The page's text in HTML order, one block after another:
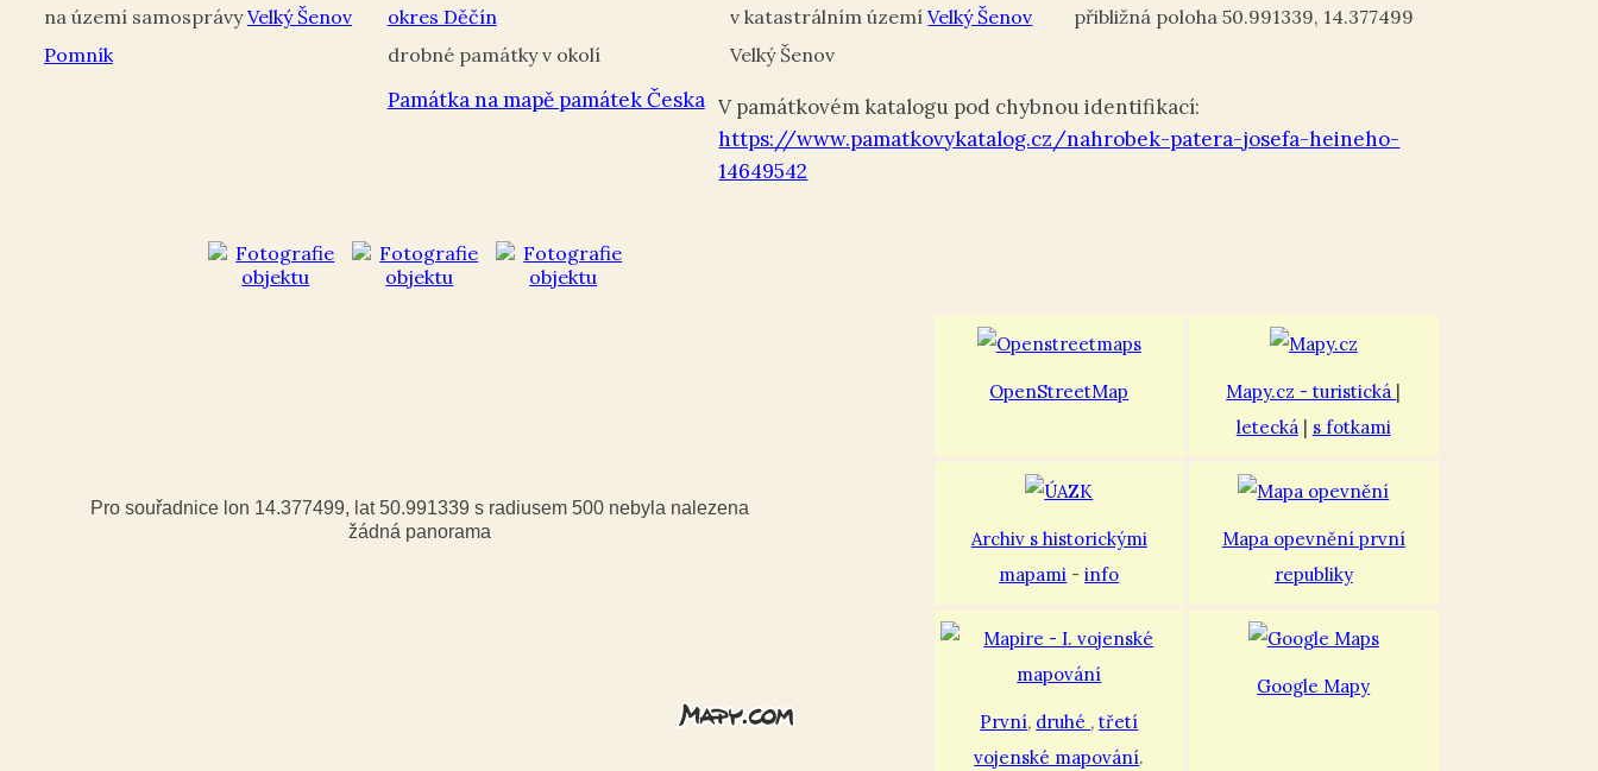
Velký Šenov okres Děčín Velký Šenov 50.991339, 14.377499
Pomník
Památka na mapě památek Česka
Velký Šenov
V památkovém katalogu pod chybnou identifikací:
https://www.pamatkovykatalog.cz/nahrobek-patera-josefa-heineho-
14649542
Pro souřadnice lon 14.377499, lat 50.991339 s radiusem 500 nebyla nalezena
žádná panorama
OpenStreetMap Mapy.cz - turistická |
letecká| s fotkami
Archiv s historickými
mapami -info
Mapa opevnění první
republiky
První, druhé ,třetí
vojenské mapování.
Google Mapy